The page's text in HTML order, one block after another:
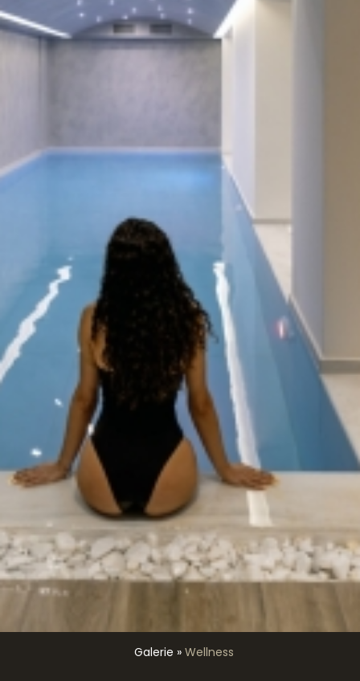
Galerie » Wellness